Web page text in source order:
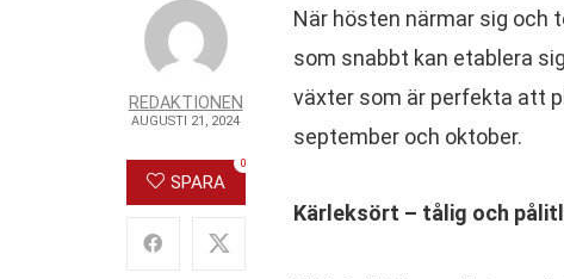
REDAKTIONEN
AUGUSTI 21, 2024
SPARA
0
När hösten närmar sig och
som snabbt kan etablera
växter som är perfekta att
september och oktober.
Kärleksört – tålig och